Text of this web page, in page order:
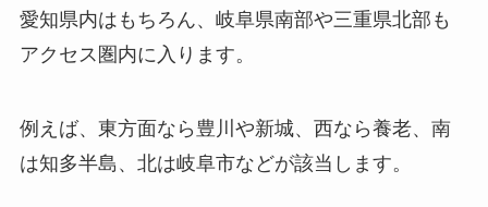
愛知県内はもちろん、岐阜県南部や三重県北部も
アクセス圏内に入ります。
例えば、東方面なら豊川や新城、西なら養老、南
は知多半島、北は岐阜市などが該当します。